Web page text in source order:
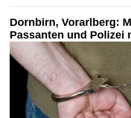
Dornbirn, Vorarlberg:
Passanten und Polizei